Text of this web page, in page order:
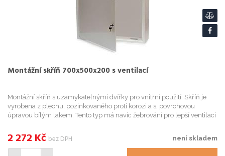
Montážní skříň 700x500x200 s ventilací
Montážní skříň s uzamykatelnými dvířky pro vnitřní použití. Skříň je
vyrobena z plechu, pozinkovaného proti korozi a s; povrchovou
úpravou bílým lakem. Tento typ má navíc žebrování pro lepší ventilaci
není skladem
2 272 Kč bez DPH